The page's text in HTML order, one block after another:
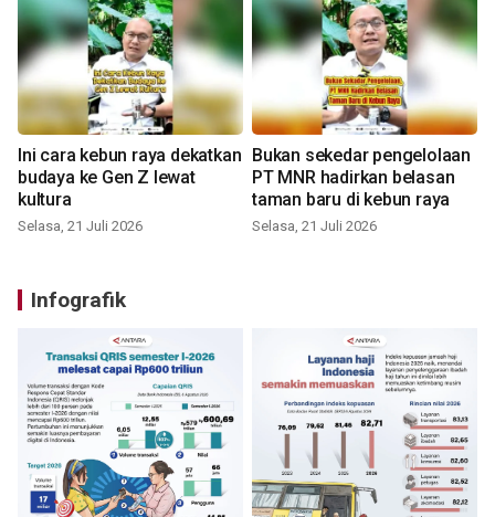
Ini cara kebun raya dekatkan
budaya ke Gen Z lewat
kultura
Selasa, 21 Juli 2026
Bukan sekedar pengelolaan
PT MNR hadirkan belasan
taman baru di kebun raya
Selasa, 21 Juli 2026
Infografik